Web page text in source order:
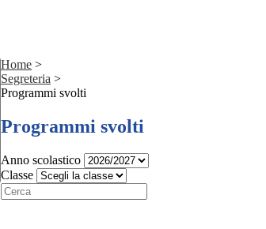
Home >
Segreteria >
Programmi svolti
Programmi svolti
Anno scolastico
Classe